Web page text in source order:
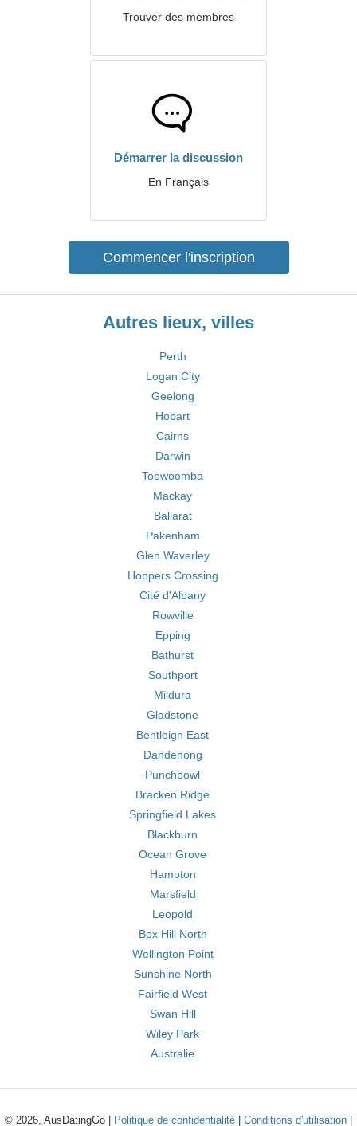
Trouver des membres
Démarrer la discussion
En Français
Commencer l'inscription
Autres lieux, villes
Perth
Logan City
Geelong
Hobart
Cairns
Darwin
Toowoomba
Mackay
Ballarat
Pakenham
Glen Waverley
Hoppers Crossing
Cité d'Albany
Rowville
Epping
Bathurst
Southport
Mildura
Gladstone
Bentleigh East
Dandenong
Punchbowl
Bracken Ridge
Springfield Lakes
Blackburn
Ocean Grove
Hampton
Marsfield
Leopold
Box Hill North
Wellington Point
Sunshine North
Fairfield West
Swan Hill
Wiley Park
Australie
© 2026, AusDatingGo | Politique de confidentialité Conditions d'utilisation